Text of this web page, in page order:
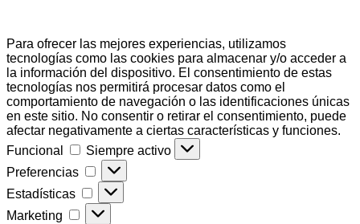
Para ofrecer las mejores experiencias, utilizamos
tecnologías como las cookies para almacenar y/o acceder a
la información del dispositivo. El consentimiento de estas
tecnologías nos permitirá procesar datos como el
comportamiento de navegación o las identificaciones únicas
en este sitio. No consentir o retirar el consentimiento, puede
afectar negativamente a ciertas características y funciones.
Funcional
Funcional
Siempre activo
Preferencias
Preferencias
Estadísticas Estadísticas
Marketing Marketing